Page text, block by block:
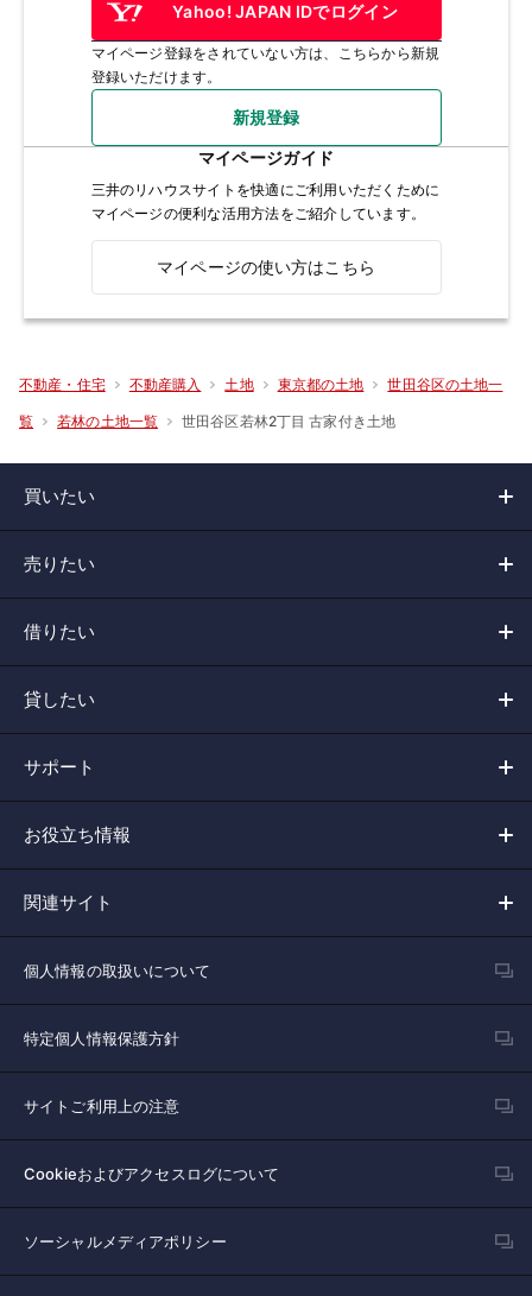
Yahoo! JAPAN IDでログイン
マイページ登録をされていない方は、こちらから新規
登録いただけます。
新規登録
マイページガイド
三井のリハウスサイトを快適にご利用いただくために
マイページの便利な活用方法をご紹介しています。
マイページの使い方はこちら
不動産・住宅 不動産購入 土地 東京都の土地 世田谷区の土地一
覧 若林の土地一覧 世田谷区若林2丁目 古家付き土地
買いたい
売りたい
借りたい
貸したい
サポート
お役立ち情報
関連サイト
個人情報の取扱いについて
特定個人情報保護方針
サイトご利用上の注意
Cookieおよびアクセスログについて
ソーシャルメディアポリシー